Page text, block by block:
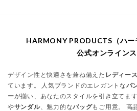
HARMONY PRODUCTS（ハー
公式オンライン
デザイン性と快適さを兼ね備えた レディー
ています。 人気ブランドのエレガントなパ
ーが揃い、あなたのスタイルを引き立てま
やサンダル、魅力的なバッグもご用意。 高